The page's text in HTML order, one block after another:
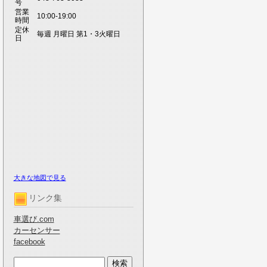
号
営業
時間
10:00-19:00
定休
日
毎週 月曜日 第1・3火曜日
大きな地図で見る
リンク集
車選び.com
カーセンサー
facebook